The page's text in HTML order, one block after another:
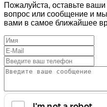
Пожалуйста, оставьте
вопрос или сообщение и
вами в самое ближайшее